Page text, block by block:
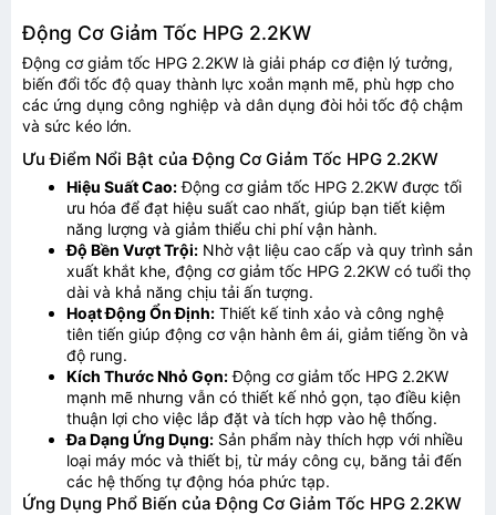
Động Cơ Giảm Tốc HPG 2.2KW
Động cơ giảm tốc HPG 2.2KW là giải pháp cơ điện lý tưởng,
biến đổi tốc độ quay thành lực xoắn mạnh mẽ, phù hợp cho
các ứng dụng công nghiệp và dân dụng đòi hỏi tốc độ chậm
và sức kéo lớn.
Ưu Điểm Nổi Bật của Động Cơ Giảm Tốc HPG 2.2KW
Hiệu Suất Cao:Động cơ giảm tốc HPG 2.2KW được tối
ưu hóa để đạt hiệu suất cao nhất, giúp bạn tiết kiệm
năng lượng và giảm thiểu chi phí vận hành.
Độ Bền Vượt Trội: Nhờ vật liệu cao cấp và quy trình sản
xuất khắt khe, động cơ giảm tốc HPG 2.2KW có tuổi thọ
dài và khả năng chịu tải ấn tượng.
Hoạt Động Ổn Định: Thiết kế tinh xảo và công nghệ
tiên tiến giúp động cơ vận hành êm ái, giảm tiếng ồn và
độ rung.
Kích Thước Nhỏ Gọn:Động cơ giảm tốc HPG 2.2KW
mạnh mẽ nhưng vẫn có thiết kế nhỏ gọn, tạo điều kiện
thuận lợi cho việc lắp đặt và tích hợp vào hệ thống.
Đa Dạng Ứng Dụng: Sản phẩm này thích hợp với nhiều
loại máy móc và thiết bị, từ máy công cụ, băng tải đến
các hệ thống tự động hóa phức tạp.
Ứng Dụng Phổ Biến của Động Cơ Giảm Tốc HPG 2.2KW